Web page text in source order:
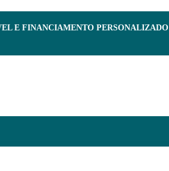
E FINANCIAMENTO PERSONALIZADO